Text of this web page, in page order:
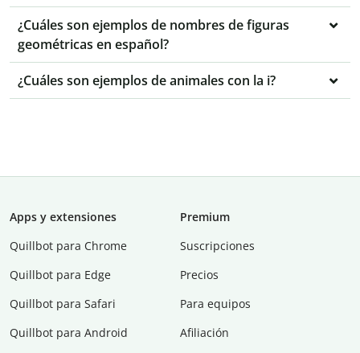
¿Cuáles son ejemplos de nombres de figuras
geométricas en español?
¿Cuáles son ejemplos de animales con la i?
Apps y extensiones
Quillbot para Chrome
Quillbot para Edge
Quillbot para Safari
Quillbot para Android
Premium
Suscripciones
Precios
Para equipos
Afiliación